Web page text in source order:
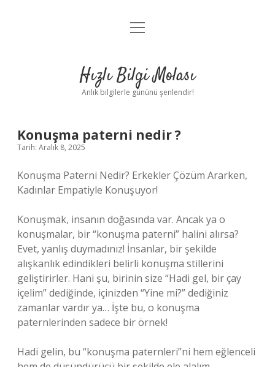
Anasayfa
Yasal Uyarı
menüyü
Hızlı Bilgi Molası
Anlık bilgilerle gününü şenlendir!
Konuşma paterni nedir ?
Tarih: Aralık 8, 2025
Konuşma Paterni Nedir? Erkekler Çözüm Ararken,
Kadınlar Empatiyle Konuşuyor!
Konuşmak, insanın doğasında var. Ancak ya o
konuşmalar, bir “konuşma paterni” halini alırsa?
Evet, yanlış duymadınız! İnsanlar, bir şekilde
alışkanlık edindikleri belirli konuşma stillerini
geliştirirler. Hani şu, birinin size “Hadi gel, bir çay
içelim” dediğinde, içinizden “Yine mi?” dediğiniz
zamanlar vardır ya… İşte bu, o konuşma
paternlerinden sadece bir örnek!
Hadi gelin, bu “konuşma paternleri”ni hem eğlenceli